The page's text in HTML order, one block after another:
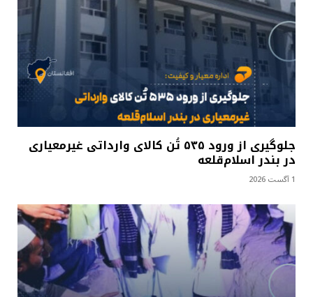
جلوگیری از ورود ۵۳۵ تُن کالای وارداتی غیرمعیاری
در بندر اسلام‌قلعه
1 آگست 2026